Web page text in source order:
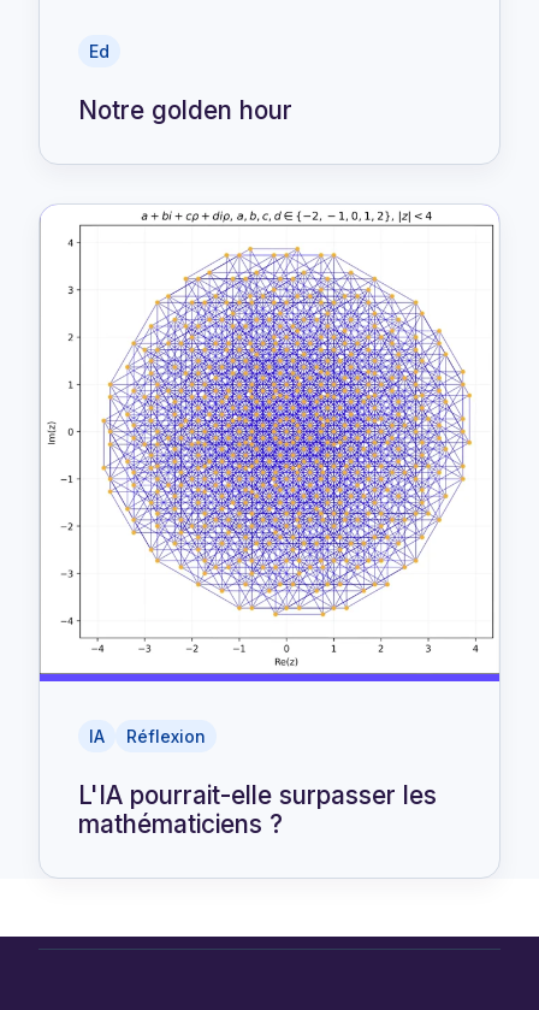
Ed
Notre golden hour
IA Réflexion
L'IA pourrait-elle surpasser les
mathématiciens ?